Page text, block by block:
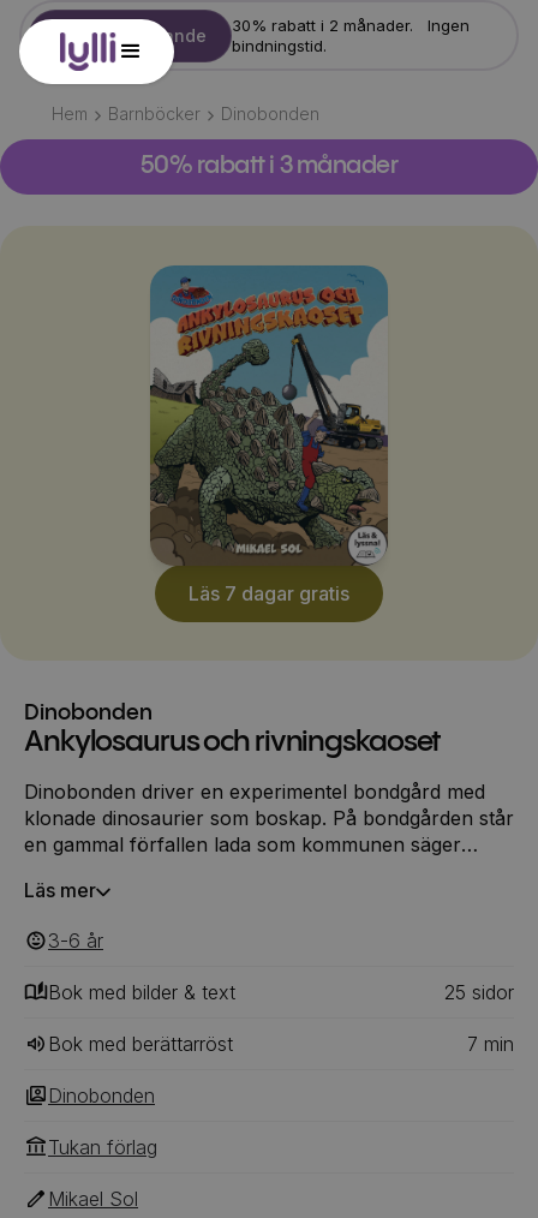
Starta erbjudande
30% rabatt i 2 månader. Ingen
bindningstid.
Hem Barnböcker Dinobonden
50% rabatt i 3 månader
Läs 7 dagar gratis
Dinobonden
Ankylosaurus och rivningskaoset
Dinobonden driver en experimentel bondgård med
klonade dinosaurier som boskap. På bondgården står
en gammal förfallen lada som kommunen säger
Men han har inte råd med en rivningsfirma. Tur att
benklubba längst ut på sin svans ...
Läs mer
3-6 ‎‎ år
Bok med bilder & text 25 ‎‎ sidor
Bok med berättarröst 7 min
Dinobonden
Tukan förlag
Mikael Sol